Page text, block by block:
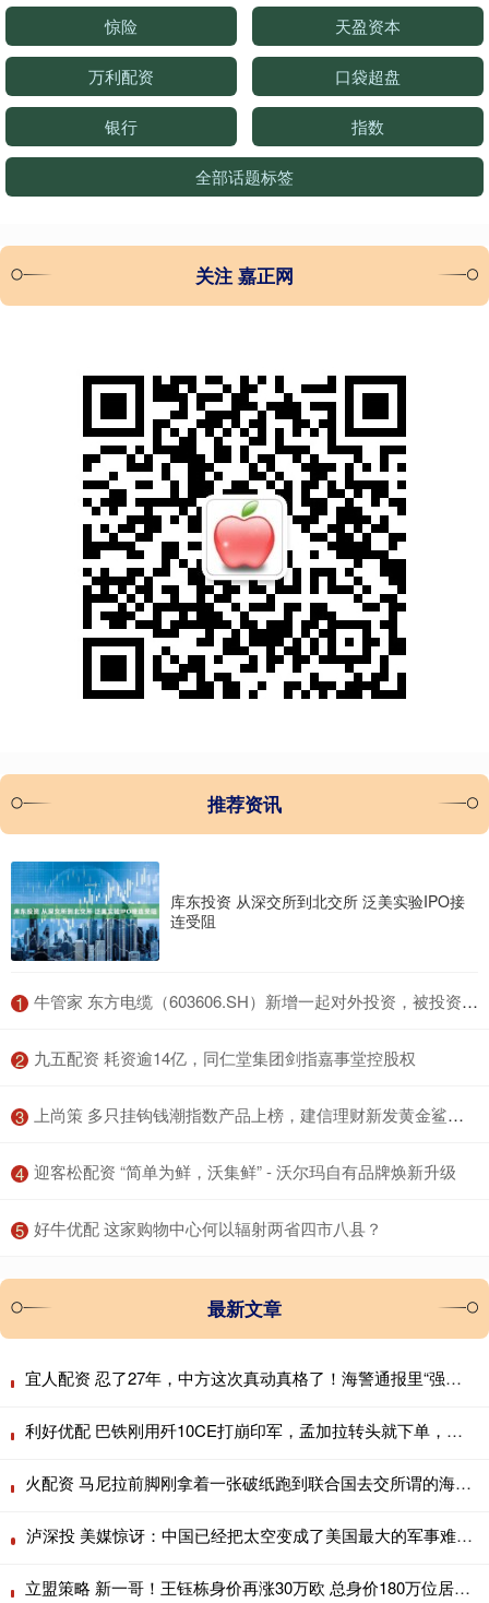
惊险 天盈资本
万利配资 口袋超盘
银行 指数
全部话题标签
关注 嘉正网
推荐资讯
库东投资 从深交所到北交所 泛美实验IPO接
连受阻
1 ​牛管家 东方电缆（603606.SH）新增一起对外投资，被投资公司为烟台万华电气新材料有限公司
2 ​九五配资 耗资逾14亿，同仁堂集团剑指嘉事堂控股权
3 ​上尚策 多只挂钩钱潮指数产品上榜，建信理财新发黄金鲨鱼鳍结构性产品
4 ​迎客松配资 “简单为鲜，沃集鲜” - 沃尔玛自有品牌焕新升级
5 ​好牛优配 这家购物中心何以辐射两省四市八县？
最新文章
宜人配资 忍了27年，中方这次真动真格了！海警通报里“强制拖离”四个字格外扎眼
利好优配 巴铁刚用歼10CE打崩印军，孟加拉转头就下单，歼10CE成南亚新宠？
火配资 马尼拉前脚刚拿着一张破纸跑到联合国去交所谓的海图，自以为玩了手高明的
泸深投 美媒惊讶：中国已经把太空变成了美国最大的军事难题！
立盟策略 新一哥！王钰栋身价再涨30万欧 总身价180万位居中超本土第1